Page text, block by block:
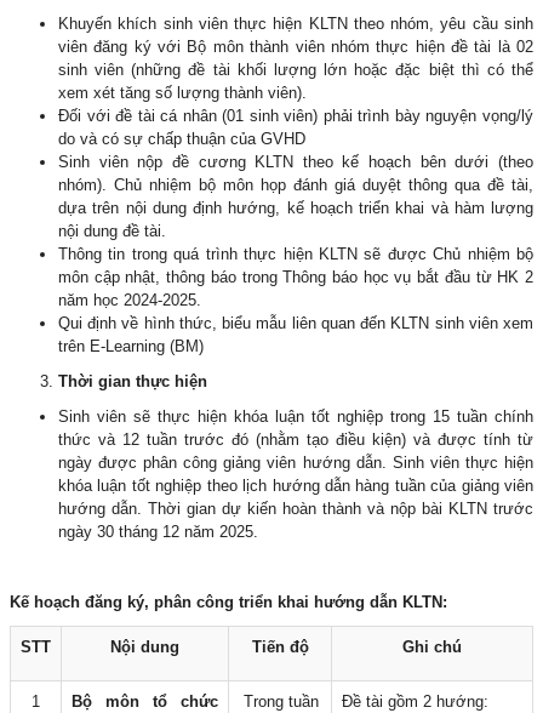
Khuyến khích sinh viên thực hiện KLTN theo nhóm, yêu cầu sinh
viên đăng ký với Bộ môn thành viên nhóm thực hiện đề tài là 02
sinh viên (những đề tài khối lượng lớn hoặc đặc biệt thì có thể
xem xét tăng số lượng thành viên).
Đối với đề tài cá nhân (01 sinh viên) phải trình bày nguyện vọng/lý
do và có sự chấp thuận của GVHD
Sinh viên nộp đề cương KLTN theo kế hoạch bên dưới (theo
nhóm). Chủ nhiệm bộ môn họp đánh giá duyệt thông qua đề tài,
dựa trên nội dung định hướng, kế hoạch triển khai và hàm lượng
nội dung đề tài.
Thông tin trong quá trình thực hiện KLTN sẽ được Chủ nhiệm bộ
môn cập nhật, thông báo trong Thông báo học vụ bắt đầu từ HK 2
năm học 2024-2025.
Qui định về hình thức, biểu mẫu liên quan đến KLTN sinh viên xem
trên E-Learning (BM)
Thời gian thực hiện
Sinh viên sẽ thực hiện khóa luận tốt nghiệp trong 15 tuần chính
thức và 12 tuần trước đó (nhằm tạo điều kiện) và được tính từ
ngày được phân công giảng viên hướng dẫn. Sinh viên thực hiện
khóa luận tốt nghiệp theo lịch hướng dẫn hàng tuần của giảng viên
hướng dẫn. Thời gian dự kiến hoàn thành và nộp bài KLTN trước
ngày 30 tháng 12 năm 2025.
Kế hoạch đăng ký, phân công triển khai hướng dẫn KLTN :
STT Nội dung Tiến độ Ghi chú
1
Bộ môn tổ chức
Trong tuần
Đề tài gồm 2 hướng: